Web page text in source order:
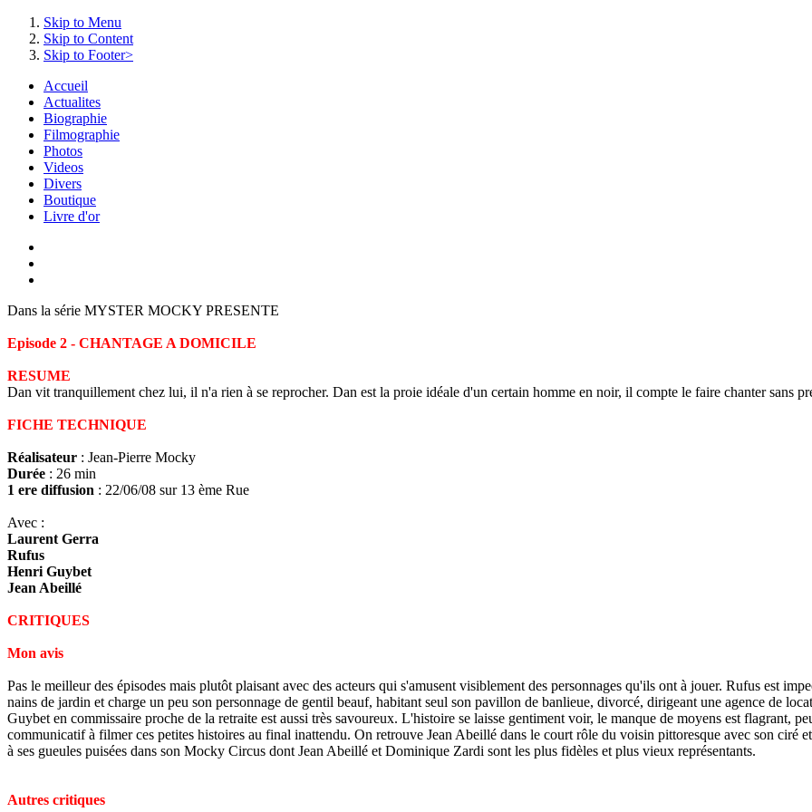
Skip to Menu
Skip to Content
Skip to Footer>
Accueil
Actualites
Biographie
Filmographie
Photos
Videos
Divers
Boutique
Livre d'or
Dans la série MYSTER MOCKY PRESENTE
Episode 2 - CHANTAGE A DOMICILE
RESUME
Dan vit tranquillement chez lui, il n'a rien à se reprocher. Dan est la proie idéale d'un certain homme en noir, il compte le faire chanter sans
FICHE TECHNIQUE
Réalisateur : Jean-Pierre Mocky
Durée : 26 min
1 ere diffusion : 22/06/08 sur 13 ème Rue
Avec :
Laurent Gerra
Rufus
Henri Guybet
Jean Abeillé
CRITIQUES
Mon avis
Pas le meilleur des épisodes mais plutôt plaisant avec des acteurs qui s'amusent visiblement des personnages qu'ils ont à jouer. Rufus est
nains de jardin et charge un peu son personnage de gentil beauf, habitant seul son pavillon de banlieue, divorcé, dirigeant une agence de
Guybet en commissaire proche de la retraite est aussi très savoureux. L'histoire se laisse gentiment voir, le manque de moyens est flagrant,
communicatif à filmer ces petites histoires au final inattendu. On retrouve Jean Abeillé dans le court rôle du voisin pittoresque avec son ciré
à ses gueules puisées dans son Mocky Circus dont Jean Abeillé et Dominique Zardi sont les plus fidèles et plus vieux représentants.
Autres critiques